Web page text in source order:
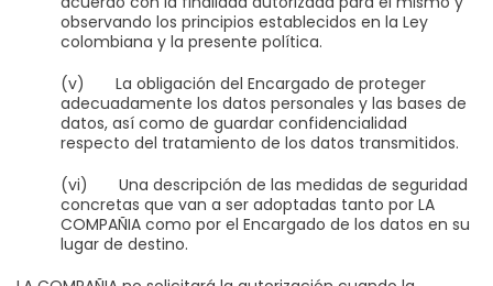
observando los principios establecidos en la Ley
colombiana y la presente política.
(v) La obligación del Encargado de proteger
adecuadamente los datos personales y las bases de
datos, así como de guardar confidencialidad
respecto del tratamiento de los datos transmitidos.
(vi) Una descripción de las medidas de seguridad
concretas que van a ser adoptadas tanto por LA
COMPAÑIA como por el Encargado de los datos en su
lugar de destino.